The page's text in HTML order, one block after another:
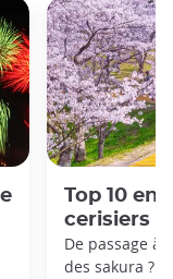
Top 10
cerisiers
De passage à
des sakura ?